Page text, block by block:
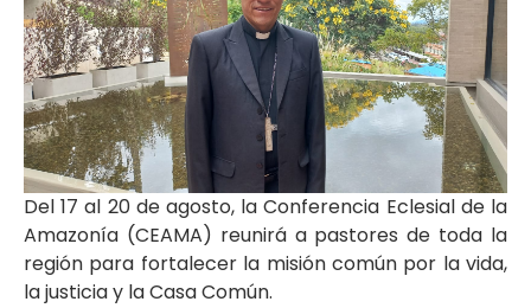
Del 17 al 20 de agosto, la Conferencia Eclesial de la
Amazonía (CEAMA) reunirá a pastores de toda la
región para fortalecer la misión común por la vida,
la justicia y la Casa Común.